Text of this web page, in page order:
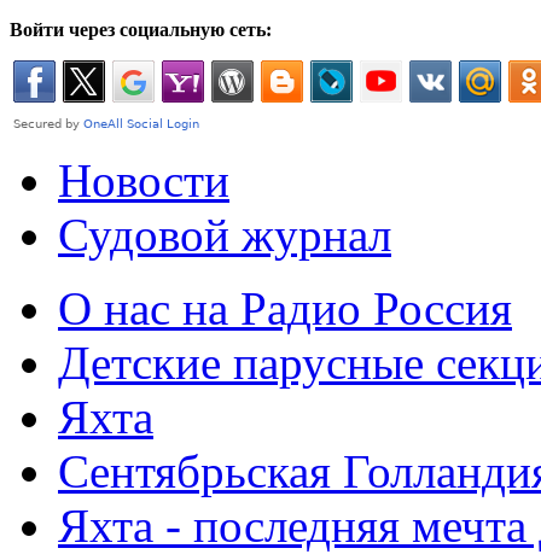
Войти через социальную сеть:
Новости
Судовой журнал
О нас на Радио Россия
Детские парусные
Яхта
Сентябрьская
Яхта - последняя